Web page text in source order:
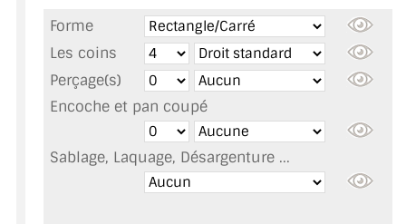
MIROIR SUR MESURE
MIROIR VIEILLI
MIROIR DÉCORATIF DE COULEUR
LOTS DE MIROIRS EN MOZAÏQUE
Forme
Les coins
Perçage(s)
Encoche et pan coupé
Sablage, Laquage, Désargenture ...